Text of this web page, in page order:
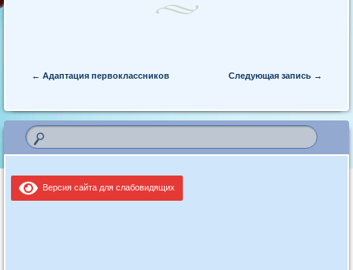
Post navigation
← Адаптация первоклассников Следующая запись →
Версия сайта для слабовидящих